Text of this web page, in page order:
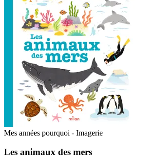
Mes années pourquoi - Imagerie
Les animaux des mers